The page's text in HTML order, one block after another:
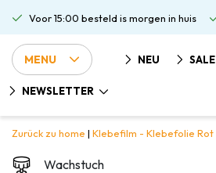
Voor 15:00 besteld is morgen in huis
MENU NEU SALE
NEWSLETTER
Zurück zu home | Klebefilm - Klebefolie Rot
Wachstuch